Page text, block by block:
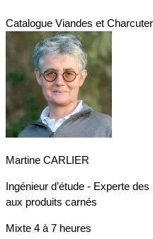
Catalogue Viandes et
Martine CARLIER
Ingénieur d’étude - Experte
aux produits carnés
Mixte 4 à 7 heures